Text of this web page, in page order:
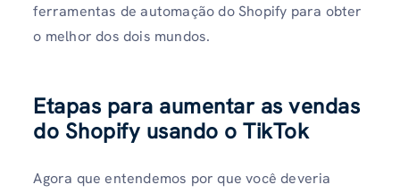
ferramentas de automação do Shopify para obter
o melhor dos dois mundos.
Etapas para aumentar as vendas
do Shopify usando o TikTok
Agora que entendemos por que você deveria